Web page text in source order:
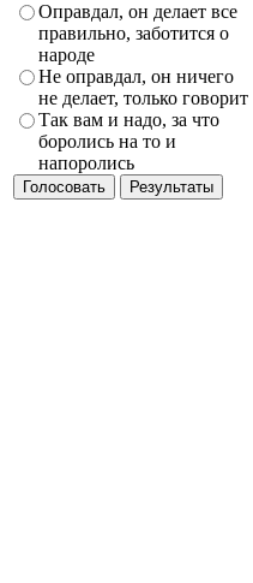
Оправдал, он делает все
правильно, заботится о
народе
Не оправдал, он ничего
не делает, только говорит
Так вам и надо, за что
боролись на то и
напоролись